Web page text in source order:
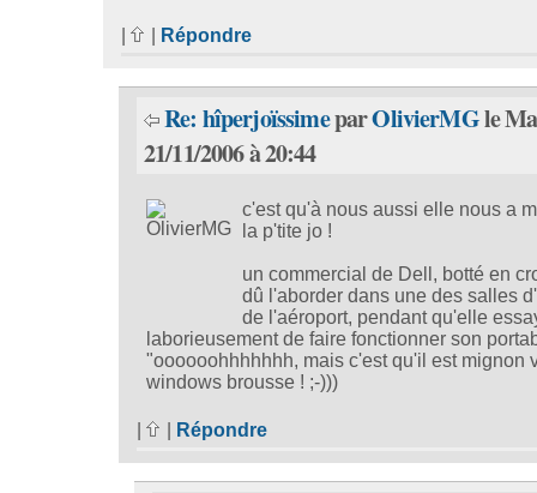
| Répondre
Re: hîperjoïssimeparOlivierMGle
21/11/2006 à 20:44
c'est qu'à nous aussi elle nous a
la p'tite jo !
un commercial de Dell, botté en
dû l'aborder dans une des salles
de l'aéroport, pendant qu'elle
laborieusement de faire fonctionner son
"oooooohhhhhhh, mais c'est qu'il est mignon
windows brousse ! ;-)))
Répondre